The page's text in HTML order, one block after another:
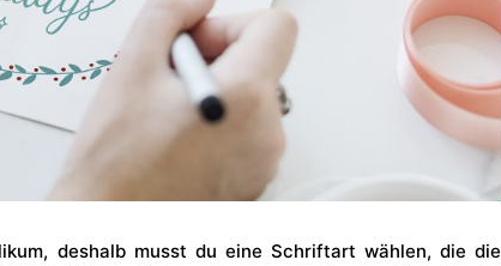
deshalb musst du eine Schriftart wählen, die die